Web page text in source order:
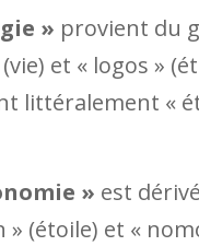
» provient du
et « logos »
littéralement «
» est
» (étoile) et «